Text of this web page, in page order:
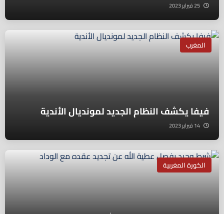
المغرب
فيفا يكشف النظام الجديد لمونديال الأندية
الكورة المغربية